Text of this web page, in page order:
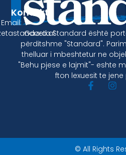
Gazeta Standard është
përditshme "Standard".
thelluar i mbeshtetur ne
"Behu pjese e lajmit"- eshte
fton lexuesit te
Kontakt
Email:
© All Rights